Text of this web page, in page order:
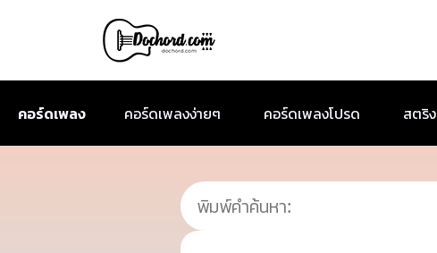
คอร์ดเพลง คอร์ดเพลงง่ายๆ คอร์ดเพลงโปรด สตริง